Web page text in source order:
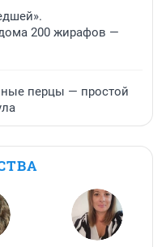
200 жирафов —
перцы — простой